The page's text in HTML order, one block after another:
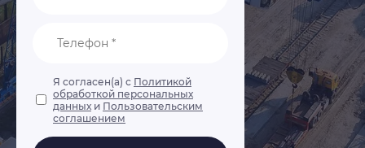
Я согласен(а) с Политикой
обработкой персональных
данных и Пользовательским
соглашением